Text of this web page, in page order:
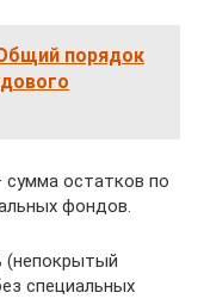
порядок
сумма остатков по
фондов.
(непокрытый
специальных